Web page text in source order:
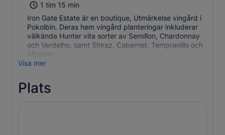
1 tim 15 min
Iron Gate Estate är en boutique, Utmärkelse vingård i
Pokolbin. Deras hem vingård planteringar inkluderar
välkända Hunter vita sorter av Semillon, Chardonnay
och Verdelho, samt Shiraz, Cabernet, Tempranillo och
Albarino.
Visa mer
Plats